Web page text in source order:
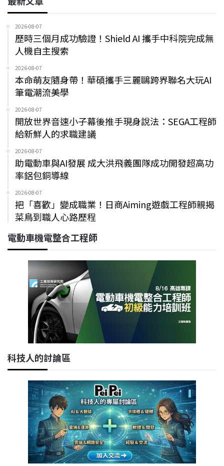
2026-08-07
歷時三個月成功驗證！Shield AI 攜手中科院完成無
人機自主搜索
2026-08-07
本命萌友隨身帶！華碩攜手三麗鷗跨界聯名大玩AI
筆電潮流美學
2026-08-07
開放世界音速小子幕後推手現身說法：SEGA工程師
給新鮮人的求職建議
2026-08-07
助電動車與AI發展 成大洪飛義團隊成功開發超高功
率鋁包銅導線
2026-08-07
把「喜歡」變成職業！日商Aiming遊戲工程師親揭
菜鳥到職人心路歷程
電動車機電整合工程師
科技人的討論區